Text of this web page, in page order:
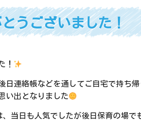
うございました！
！
連絡帳などを通してご自宅で持ち
い出となりました
当日も人気でしたが後日保育の場で